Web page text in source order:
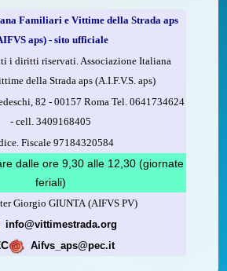
o del modello 730.
come “Sostegno delle
di utilità sociale, delle associazioni
il codice fiscale dell’A.I.F.V.S.:
Leggi come fare
stampabile)
Familiari e Vittime della Strada aps
aps) - sito ufficiale
diritti riservati. Associazione Italiana
della Strada aps (A.I.F.V.S. aps)
82 - 00157 Roma Tel. 0641734624
-cell.3409168405
Fiscale 97184320584
dalle ore 9,30 alle 12,30 (giornate
feriali)
Giorgio GIUNTA (AIFVS PV)
info@vittimestrada.org
Aifvs_aps@pec.it